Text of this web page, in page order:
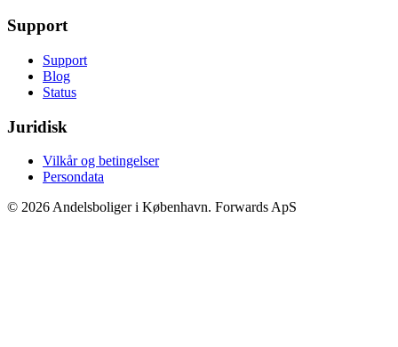
Support
Support
Blog
Status
Juridisk
Vilkår og betingelser
Persondata
© 2026 Andelsboliger i København. Forwards ApS